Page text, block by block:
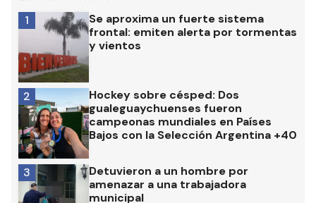
Se aproxima un fuerte sistema
frontal: emiten alerta por tormentas
y vientos
1
Hockey sobre césped: Dos
gualeguaychuenses fueron
campeonas mundiales en Países
Bajos con la Selección Argentina +40
2
Detuvieron a un hombre por
amenazar a una trabajadora
municipal
3